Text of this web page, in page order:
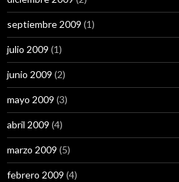
septiembre 2009 (1)
julio 2009 (1)
junio 2009 (2)
mayo 2009 (3)
abril 2009 (4)
marzo 2009 (5)
febrero 2009 (4)